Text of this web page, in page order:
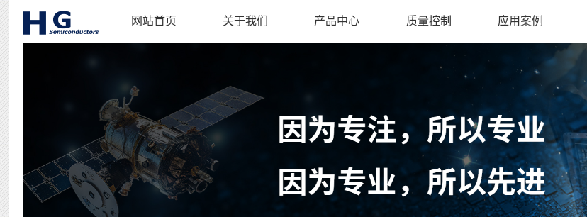
网站首页 关于我们 产品中心 质量控制 应用案例